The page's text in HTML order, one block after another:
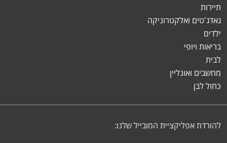
תיירות
גאדג'טים ואלקטרוניקה
ילדים
בריאות ויופי
לבית
מחשבים ואונליין
כחול לבן
להורדת אפליקציית המובייל שלנו: